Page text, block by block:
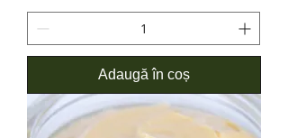
Adaugă în coș